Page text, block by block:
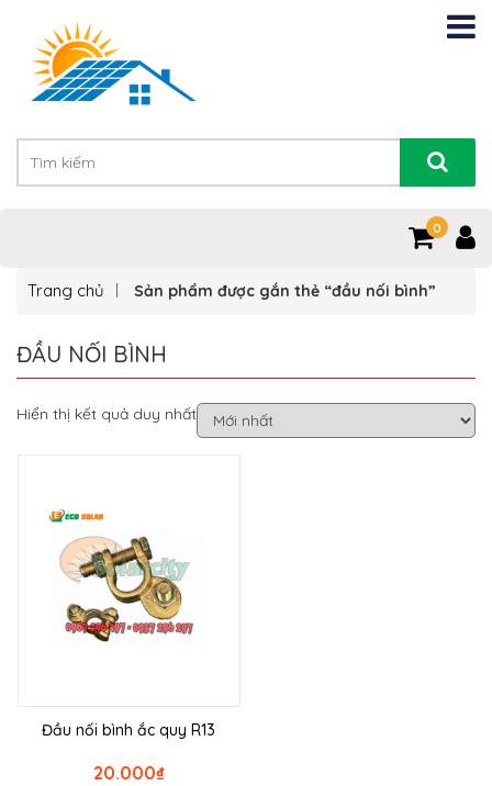
0
Trang chủ Sản phẩm được gắn thẻ “đầu nối bình”
ĐẦU NỐI BÌNH
Hiển thị kết quả duy nhất
Đầu nối bình ắc quy R13
₫
20.000